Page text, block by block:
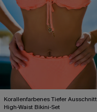
Korallenfarbenes Tiefer Ausschnitt
High-Waist Bikini-Set